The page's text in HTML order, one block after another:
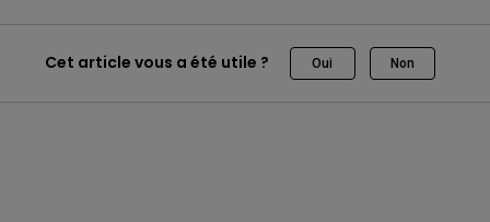
Cet article vous a été utile ? Oui Non